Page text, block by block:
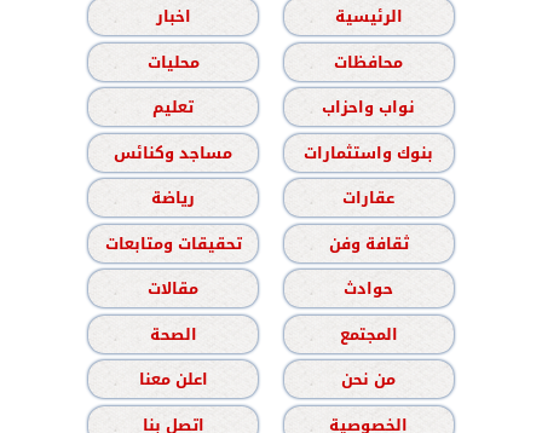
الرئيسية
اخبار
محافظات
محليات
نواب واحزاب
تعليم
بنوك واستثمارات
مساجد وكنائس
عقارات
رياضة
ثقافة وفن
تحقيقات ومتابعات
حوادث
مقالات
المجتمع
الصحة
من نحن
اعلن معنا
الخصوصية
اتصل بنا